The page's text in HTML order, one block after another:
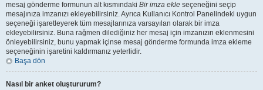
mesaj gönderme formunun alt kısmındaki Bir imza ekle seçeneğini seçip
mesajınıza imzanızı ekleyebilirsiniz. Ayrıca Kullanıcı Kontrol Panelindeki uygun
seçeneği işaretleyerek tüm mesajlarınıza varsayılan olarak bir imza
ekleyebilirsiniz. Buna rağmen dilediğiniz her mesaj için imzanızın eklenmesini
önleyebilirsiniz, bunu yapmak içinse mesaj gönderme formunda imza ekleme
seçeneğinin işaretini kaldırmanız yeterlidir.
Başa dön
Nasıl bir anket oluştururum?